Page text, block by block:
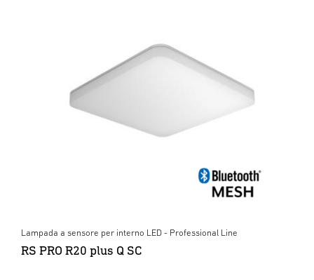
Lampada a sensore per interno LED - Professional Line
RS PRO R20 plus Q SC